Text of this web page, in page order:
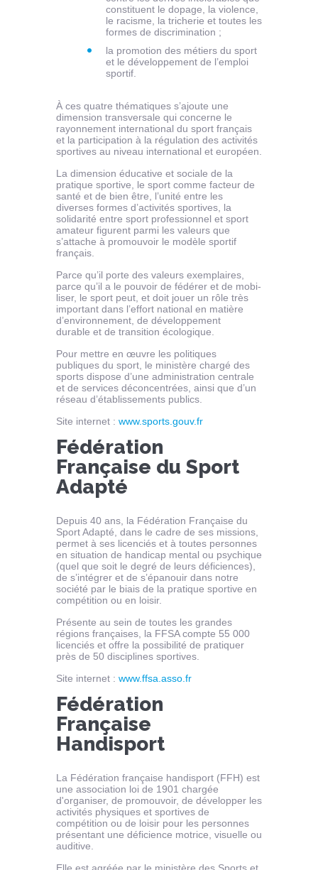
constituent le dopage, la violence,
le racisme, la tricherie et toutes les
formes de discrimination ;
la promotion des métiers du sport
et le développement de l’emploi
sportif.
À ces quatre thématiques s’ajoute une
dimension transversale qui concerne le
rayonnement international du sport français
et la participation à la régulation des activités
sportives au niveau international et européen.
La dimension éducative et sociale de la
pratique sportive, le sport comme facteur de
santé et de bien être, l’unité entre les
diverses formes d’activités sportives, la
solidarité entre sport professionnel et sport
amateur figurent parmi les valeurs que
s’attache à promouvoir le modèle sportif
français.
Parce qu’il porte des valeurs exem­plai­res,
parce qu’il a le pou­voir de fédé­rer et de mobi­
li­ser, le sport peut, et doit jouer un rôle très
impor­tant dans l’effort natio­nal en matière
d’environnement, de développement
durable et de transition écologique.
Pour mettre en œuvre les politiques
publiques du sport, le ministère chargé des
sports dispose d’une administration centrale
et de services déconcentrées, ainsi que d’un
réseau d’établissements publics.
Site internet : www.sports.gouv.fr
Fédération
Française du Sport
Adapté
Depuis 40 ans, la Fédération Française du
Sport Adapté, dans le cadre de ses missions,
permet à ses licenciés et à toutes personnes
en situation de handicap mental ou psychique
(quel que soit le degré de leurs déficiences),
de s’intégrer et de s’épanouir dans notre
société par le biais de la pratique sportive en
compétition ou en loisir.
Présente au sein de toutes les grandes
régions françaises, la FFSA compte 55 000
licenciés et offre la possibilité de pratiquer
près de 50 disciplines sportives.
Site internet : www.ffsa.asso.fr
Fédération
Française
Handisport
La Fédération française handisport (FFH) est
une association loi de 1901 chargée
d'organiser, de promouvoir, de développer les
activités physiques et sportives de
compétition ou de loisir pour les personnes
présentant une déficience motrice, visuelle ou
auditive.